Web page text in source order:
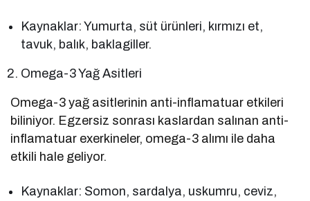
Kaynaklar: Yumurta, süt ürünleri, kırmızı et,
tavuk, balık, baklagiller.
Omega-3 Yağ Asitleri
Omega-3 yağ asitlerinin anti-inflamatuar etkileri
biliniyor. Egzersiz sonrası kaslardan salınan anti-
inflamatuar exerkineler, omega-3 alımı ile daha
etkili hale geliyor.
Kaynaklar: Somon, sardalya, uskumru, ceviz,